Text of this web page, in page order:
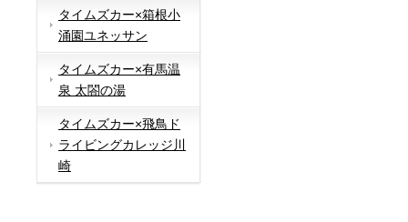
タイムズカー×箱根小
涌園ユネッサン
タイムズカー×有馬温
泉 太閤の湯
タイムズカー×飛鳥ド
ライビングカレッジ川
崎